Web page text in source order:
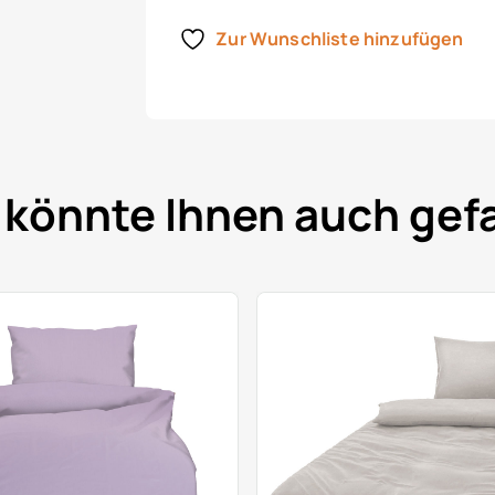
Zur Wunschliste hinzufügen
Ihnen auch